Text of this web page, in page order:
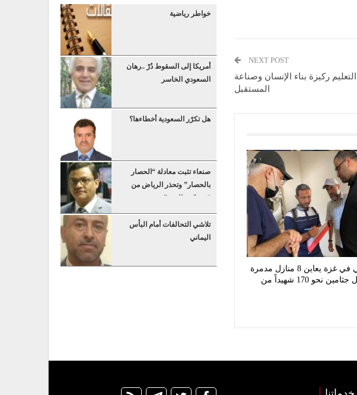
NEXT POST
ركيزة بناء الإنسان وصناعة
المستقبل
الدفاع المدني في غزة يعاين 8 منازل مدمرة
تمهيداً لانتشال جثامين نحو 170 شهيداً من
خواطر رياضية
أمريكا إلى السقوط دُرْ ..رهان
السعودي الخاسر
هل تكرّر السعودية أخطاءها؟
صنعاء تثبت معادلة “الحصار
بالحصار” وتحذر الرياض من
“عسكرة البحر”
تلاشي التحالفات أمام البأس
اليماني